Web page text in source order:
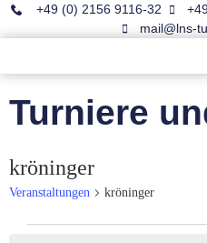
+49 (0) 2156 9116-32
mail@lns-
Turniere
kröninger
Veranstaltungen kröninger